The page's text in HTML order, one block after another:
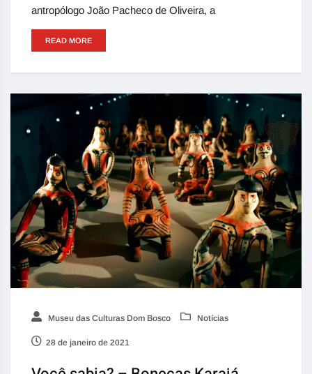
antropólogo João Pacheco de Oliveira, a
READ MORE
Museu das Culturas Dom Bosco Notícias
28 de janeiro de 2021